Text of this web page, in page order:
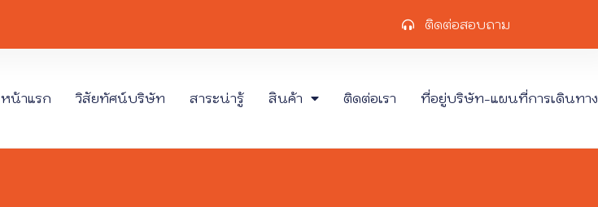
ติดต่อสอบถาม
หน้าแรก วิสัยทัศน์บริษัท สาระน่ารู้ สินค้า ติดต่อเรา ที่อยู่บริษัท-แผนที่การเดินทาง